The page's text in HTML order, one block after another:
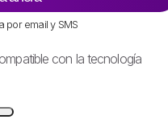
por email y SMS
con la tecnología